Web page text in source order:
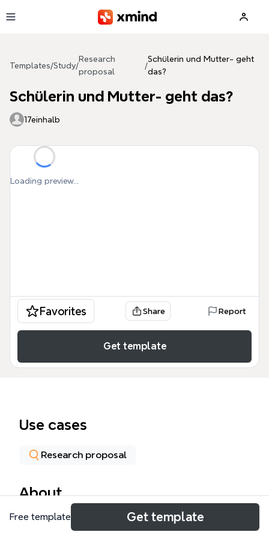
Templates/Study/
Research
proposal
/
Schülerin und Mutter- geht
das?
Schülerin und Mutter- geht das?
17einhalb
Loading preview...
Favorites Share Report
Get template
Use cases
Research proposal
About
Die Mindmap 'Schülerin und Mutter – geht das?'
Free template Get template